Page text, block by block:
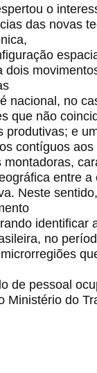
o
das novas
dois
nacional, no
que não
produtivas; e
contíguos
entre
Neste
identificar
no
de pessoal
Ministério do